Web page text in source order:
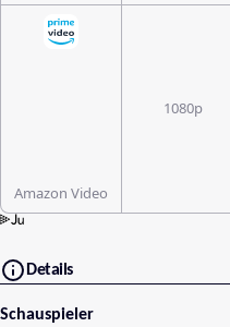
Amazon Video
1080p
Details
Schauspieler